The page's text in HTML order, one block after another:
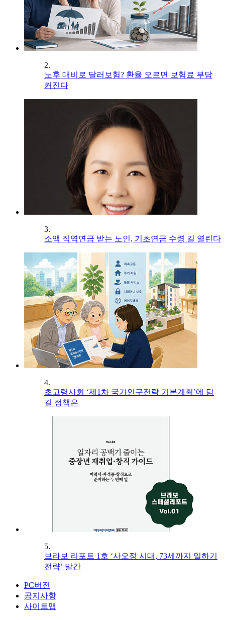
2.
노후 대비로 달러보험? 환율 오르면 보험료 부담
커진다
3.
소액 직역연금 받는 노인, 기초연금 수령 길 열린다
4.
초고령사회 ‘제1차 국가인구전략 기본계획’에 담
길 정책은
5.
브라보 리포트 1호 ‘사오정 시대, 73세까지 일하기
전략’ 발간
PC버전
공지사항
사이트맵